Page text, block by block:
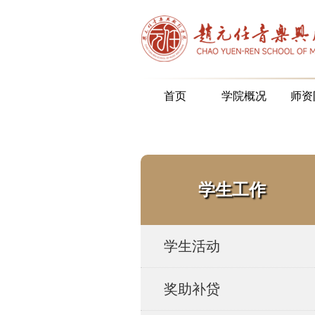
首页 学院概况 师
学生工作
学生活动
奖助补贷